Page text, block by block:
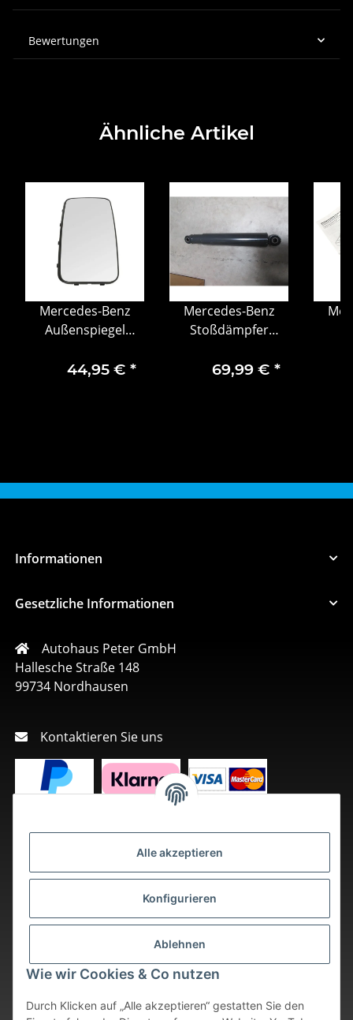
Alle akzeptieren
Konfigurieren
Ablehnen
Wie wir Cookies & Co nutzen
Durch Klicken auf „Alle akzeptieren“ gestatten Sie den
Bewertungen
Ähnliche Artikel
Mercedes-Benz
Außenspiegel
Rückspiegelglas
44,95 € *
Mercedes-Benz
Stoßdämpfer
69,99 € *
Informationen
Gesetzliche Informationen
Autohaus Peter GmbH
Hallesche Straße 148
99734 Nordhausen
Kontaktieren Sie uns